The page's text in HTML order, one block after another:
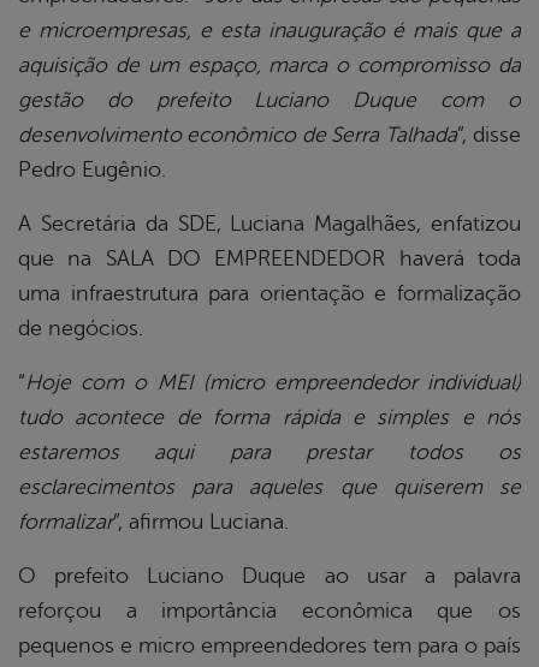
e microempresas, e esta inauguração é mais que a
aquisição de um espaço, marca o compromisso da
gestão do prefeito Luciano Duque com o
desenvolvimento econômico de Serra Talhada”, disse
Pedro Eugênio.
A Secretária da SDE, Luciana Magalhães, enfatizou
que na SALA DO EMPREENDEDOR haverá toda
uma infraestrutura para orientação e formalização
de negócios.
“Hoje com o MEI (micro empreendedor individual)
tudo acontece de forma rápida e simples e nós
estaremos aqui para prestar todos os
esclarecimentos para aqueles que quiserem se
formalizar”, afirmou Luciana.
O prefeito Luciano Duque ao usar a palavra
reforçou a importância econômica que os
pequenos e micro empreendedores tem para o país